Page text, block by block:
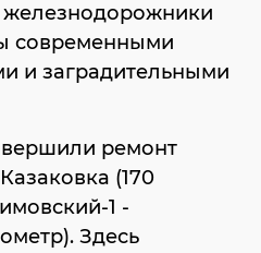
железнодорожники
современными
и заградительными
ремонт
(170
1 -
Здесь